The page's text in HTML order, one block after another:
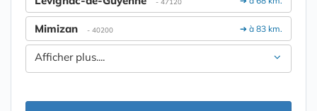
➔ à 83 km.
Mimizan - 40200
Afficher plus....